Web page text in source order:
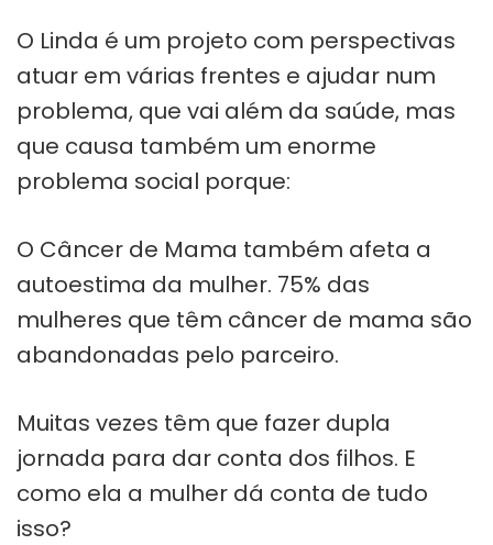
O Linda é um projeto com perspectivas
atuar em várias frentes e ajudar num
problema, que vai além da saúde, mas
que causa também um enorme
problema social porque:
O Câncer de Mama também afeta a
autoestima da mulher. 75% das
mulheres que têm câncer de mama são
abandonadas pelo parceiro.
Muitas vezes têm que fazer dupla
jornada para dar conta dos filhos. E
como ela a mulher dá conta de tudo
isso?